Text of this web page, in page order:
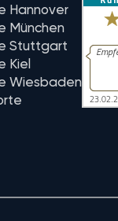
Hannover
München
Stuttgart
Kiel
Wiesbaden